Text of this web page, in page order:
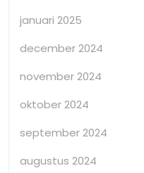
januari 2025
december 2024
november 2024
oktober 2024
september 2024
augustus 2024